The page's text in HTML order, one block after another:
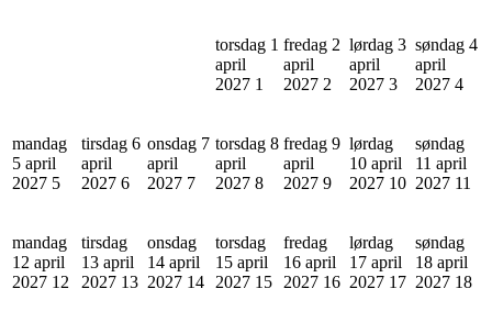
torsdag 1
april
2027 1
fredag 2
april
2027 2
lørdag 3
april
2027 3
søndag 4
april
2027 4
mandag
5 april
2027 5
tirsdag 6
april
2027 6
onsdag 7
april
2027 7
torsdag 8
april
2027 8
fredag 9
april
2027 9
lørdag
10 april
2027 10
søndag
11 april
2027 11
mandag
12 april
2027 12
tirsdag
13 april
2027 13
onsdag
14 april
2027 14
torsdag
15 april
2027 15
fredag
16 april
2027 16
lørdag
17 april
2027 17
søndag
18 april
2027 18